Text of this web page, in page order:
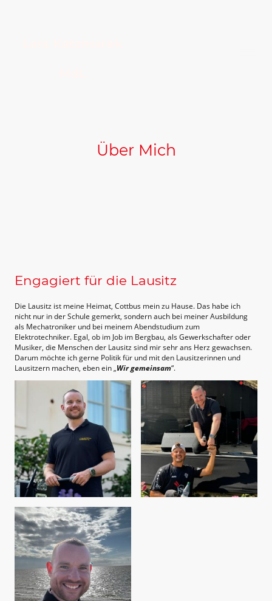
Über Mich
Engagiert für die Lausitz
Die Lausitz ist meine Heimat, Cottbus mein zu Hause. Das habe ich
nicht nur in der Schule gemerkt, sondern auch bei meiner Ausbildung
als Mechatroniker und bei meinem Abendstudium zum
Elektrotechniker. Egal, ob im Job im Bergbau, als Gewerkschafter oder
Musiker, die Menschen der Lausitz sind mir sehr ans Herz gewachsen.
Darum möchte ich gerne Politik für und mit den Lausitzerinnen und
Lausitzern machen, eben ein „Wir gemeinsam“.